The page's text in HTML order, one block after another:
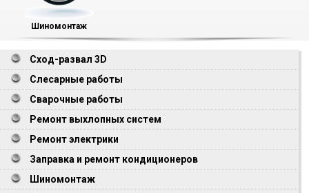
Шиномонтаж
Сход-развал 3D
Слесарные работы
Сварочные работы
Ремонт выхлопных систем
Ремонт электрики
Заправка и ремонт кондиционеров
Шиномонтаж